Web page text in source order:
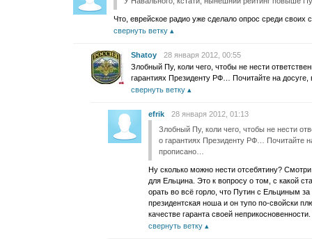
Что, еврейское радио уже сделало опрос среди своих
свернуть ветку
Shatoy
28 января 2012, 00:55
Злобный Пу, коли чего, чтобы не нести
гарантиях Президенту РФ… Почитайте на
свернуть ветку
efrik
28 января 2012, 01:13
Злобный Пу, коли чего, чтобы не нести
о гарантиях Президенту РФ… Почитайте
прописано…
Ну сколько можно нести отсебятину?
для Ельцина. Это к вопросу о том, с какой
орать во всё горло, что Путин с Ельциным
президентская ноша и он тупо по-свойски
качестве гаранта своей неприкосновенности.
свернуть ветку